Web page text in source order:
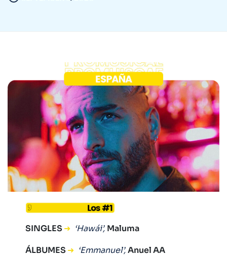
SINGLES ➜ ‘Hawái’, Maluma
ÁLBUMES ➜ ‘Emmanuel’,Anuel AA